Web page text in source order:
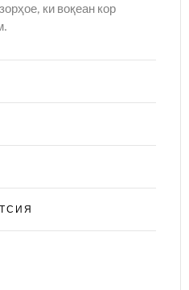
ки воқеан кор